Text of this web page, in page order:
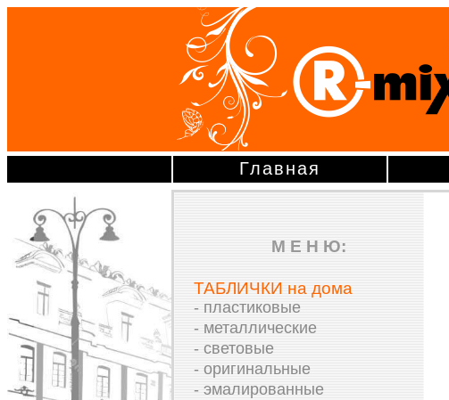
Главная
М Е Н Ю:
ТАБЛИЧКИ на дома
- пластиковые
- металлические
- световые
- оригинальные
- эмалированные